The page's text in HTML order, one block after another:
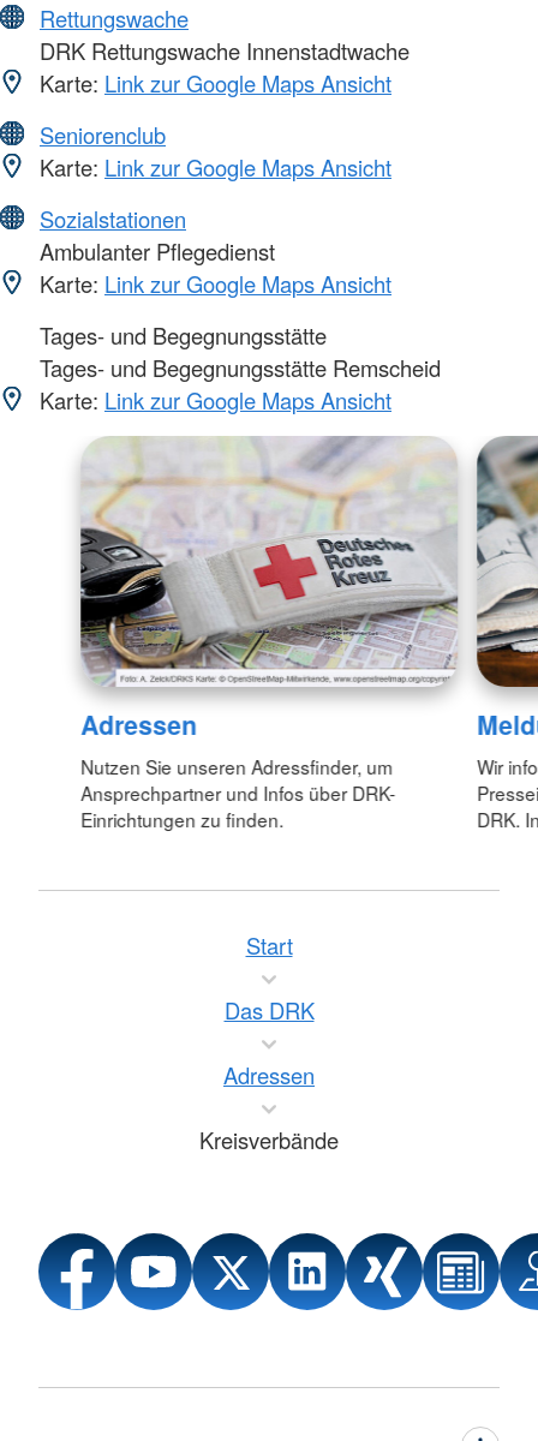
Rettungswache
DRK Rettungswache Innenstadtwache
Karte: Link zur Google Maps Ansicht
Seniorenclub
Karte: Link zur Google Maps Ansicht
Sozialstationen
Ambulanter Pflegedienst
Karte: Link zur Google Maps Ansicht
Tages- und Begegnungsstätte
Tages- und Begegnungsstätte Remscheid
Karte: Link zur Google Maps Ansicht
Adressen
Nutzen Sie unseren Adressfinder, um
Ansprechpartner und Infos über DRK-
Einrichtungen zu finden.
Wir
DRK.
Start
Das DRK
Adressen
Kreisverbände